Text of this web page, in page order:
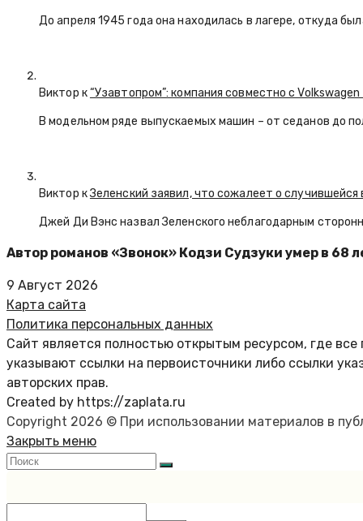
До апреля 1945 года она находилась в лагере, откуда
Виктор к“Узавтопром”: компания совместно с
В модельном ряде выпускаемых машин – от седанов до
Виктор кЗеленский заявил, что сожалеет о
Джей Ди Вэнс назвал Зеленского неблагодарным
Автор романов «Звонок» Кодзи Судзуки умер в 68
9 Август 2026
Карта сайта
Политика персональных данных
Сайт является полностью открытым ресурсом, где
указывают ссылки на первоисточники либо ссылки
авторских прав.
Created by https://zaplata.ru
Copyright 2026 © При использовании материалов в
Закрыть меню